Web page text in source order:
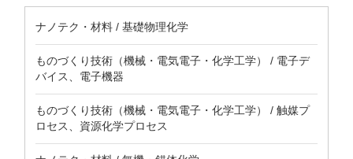
ナノテク・材料 / 基礎物理化学
ものづくり技術（機械・電気電子・化学工学） / 電子デ
バイス、電子機器
ものづくり技術（機械・電気電子・化学工学） / 触媒プ
ロセス、資源化学プロセス